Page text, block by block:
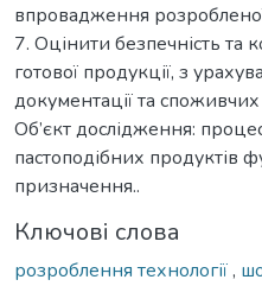
впровадження
7. Оцінити безпечність та
готової продукції, з
документації та споживчих
Об’єкт дослідження:
пастоподібних продуктів
призначення..
Ключові слова
розроблення технології,